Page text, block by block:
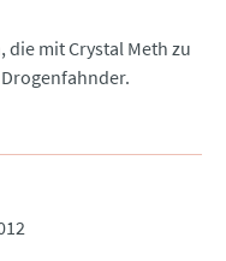
die mit Crystal Meth zu